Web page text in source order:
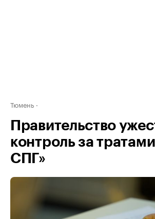
Тюмень
Правительство
контроль за
СПГ»